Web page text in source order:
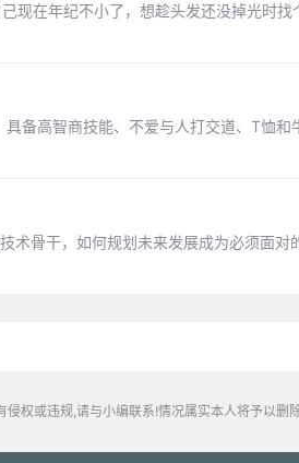
现在年纪不小了，想趁头发还没掉光时找
备高智商技能、不爱与人打交道、T恤和
术骨干，如何规划未来发展成为必须面对
权或违规,请与小编联系!情况属实本人将予以删